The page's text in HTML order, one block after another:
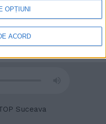
revenind la acest site
din partea de jos a
OPȚIUNI
ACORD
Suceava